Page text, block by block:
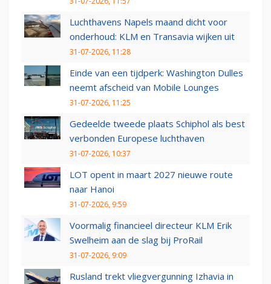
Luchthavens Napels maand dicht voor
onderhoud: KLM en Transavia wijken uit
31-07-2026, 11:28
Einde van een tijdperk: Washington Dulles
neemt afscheid van Mobile Lounges
31-07-2026, 11:25
Gedeelde tweede plaats Schiphol als best
verbonden Europese luchthaven
31-07-2026, 10:37
LOT opent in maart 2027 nieuwe route
naar Hanoi
31-07-2026, 9:59
Voormalig financieel directeur KLM Erik
Swelheim aan de slag bij ProRail
31-07-2026, 9:09
Rusland trekt vliegvergunning Izhavia in